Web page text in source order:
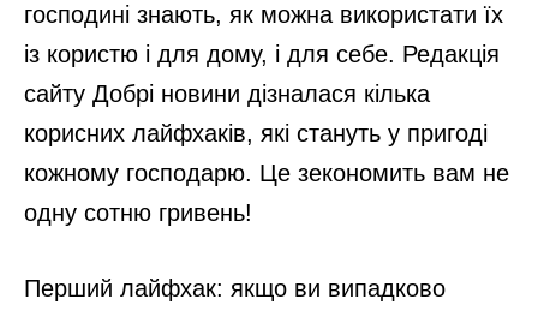
господині знають, як можна використати їх
із користю і для дому, і для себе. Редакція
сайту Добрі новини дізналася кілька
корисних лайфхаків, які стануть у пригоді
кожному господарю. Це зекономить вам не
одну сотню гривень!
Перший лайфхак: якщо ви випадково